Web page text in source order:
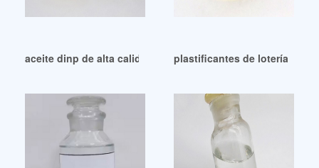
aceite dinp de alta calidad para caucho aceite dinp para
plastificantes de lotería